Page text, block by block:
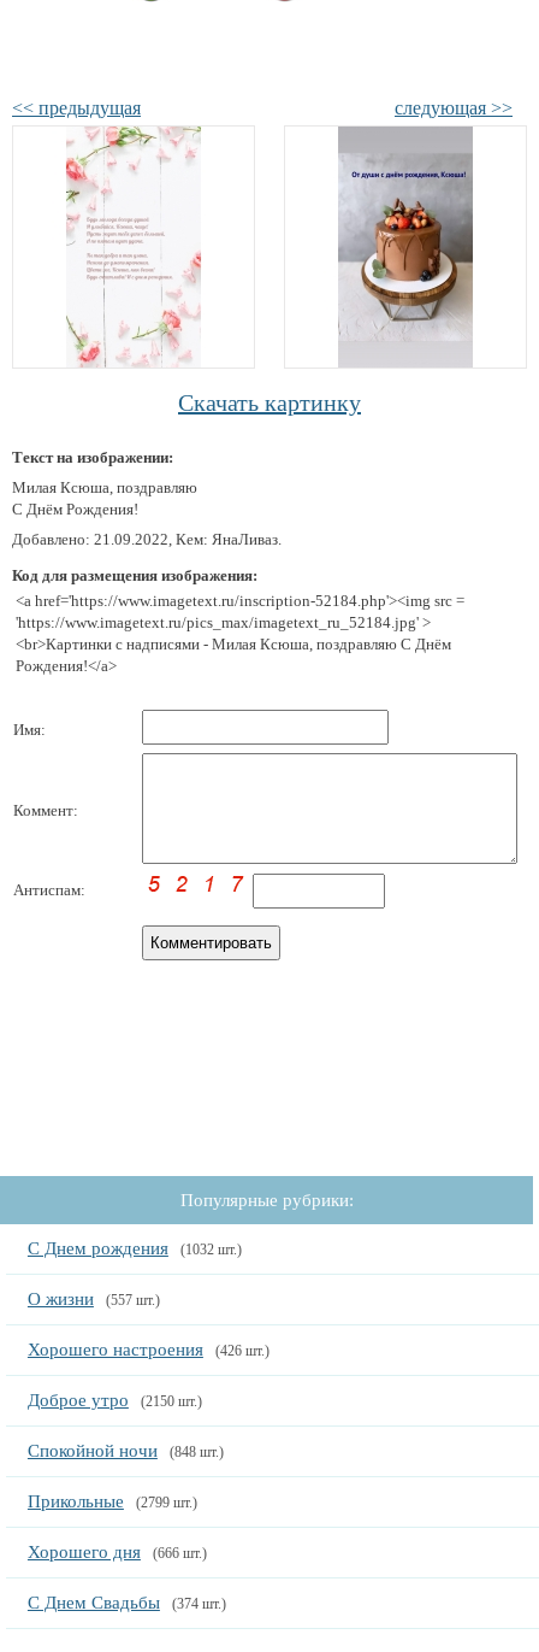
<< предыдущая следующая >>
Скачать картинку
Текст на изображении:
Милая Ксюша, поздравляю
С Днём Рождения!
Добавлено: 21.09.2022, Кем: ЯнаЛиваз.
Код для размещения изображения:
<a href='https://www.imagetext.ru/inscription-52184.php'><img src =
'https://www.imagetext.ru/pics_max/imagetext_ru_52184.jpg' >
<br>Картинки с надписями - Милая Ксюша, поздравляю С Днём
Рождения!</a>
Имя:
Коммент:
Антиспам:
Популярные рубрики:
С Днем рождения (1032 шт.)
О жизни (557 шт.)
Хорошего настроения (426 шт.)
Доброе утро (2150 шт.)
Спокойной ночи (848 шт.)
Прикольные (2799 шт.)
Хорошего дня (666 шт.)
С Днем Свадьбы (374 шт.)